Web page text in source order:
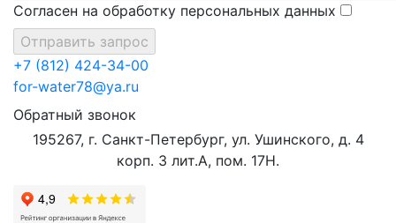
Согласен на обработку персональных данных
+7 (812) 424-34-00
for-water78@ya.ru
Обратный звонок
195267, г. Санкт-Петербург, ул. Ушинского, д. 4
корп. 3 лит.А, пом. 17Н.